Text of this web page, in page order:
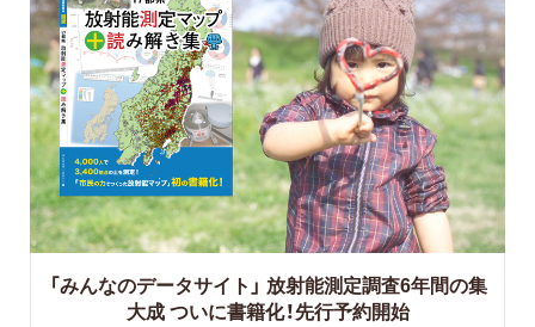
「みんなのデータサイト」 放射能測定調査6年間の集
大成 ついに書籍化！先行予約開始